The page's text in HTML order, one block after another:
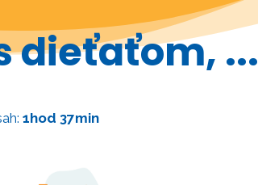
dieťaťom, ...
1hod 37min